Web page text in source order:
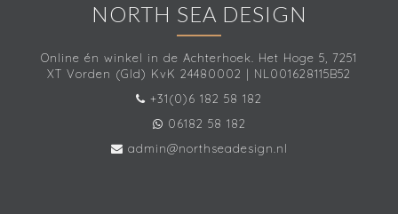
NORTH SEA DESIGN
Online én winkel in de Achterhoek. Het Hoge 5, 7251
XT Vorden (Gld) KvK 24480002 | NL001628115B52
+31(0)6 182 58 182
06182 58 182
admin@northseadesign.nl